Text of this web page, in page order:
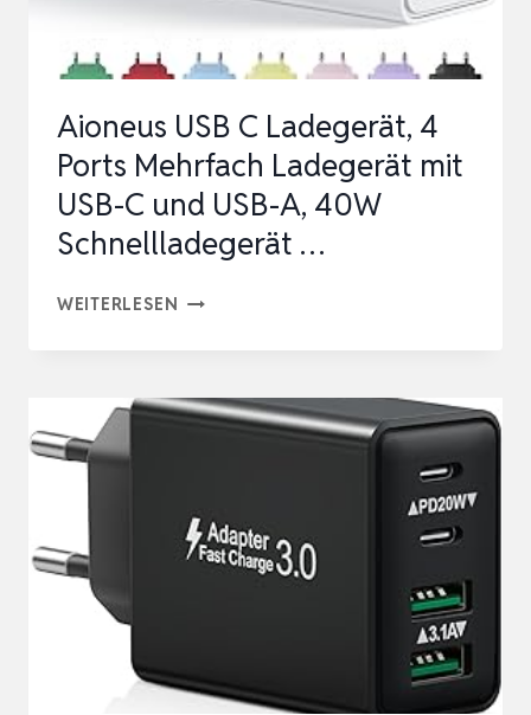
C
NETZTEIL
MACBOOK
AI…
Aioneus USB C Ladegerät, 4
Ports Mehrfach Ladegerät mit
USB-C und USB-A, 40W
Schnellladegerät …
WEITERLESEN AIONEUS
LADEGERÄT,
MEHRFACH
LADEGERÄT
UND